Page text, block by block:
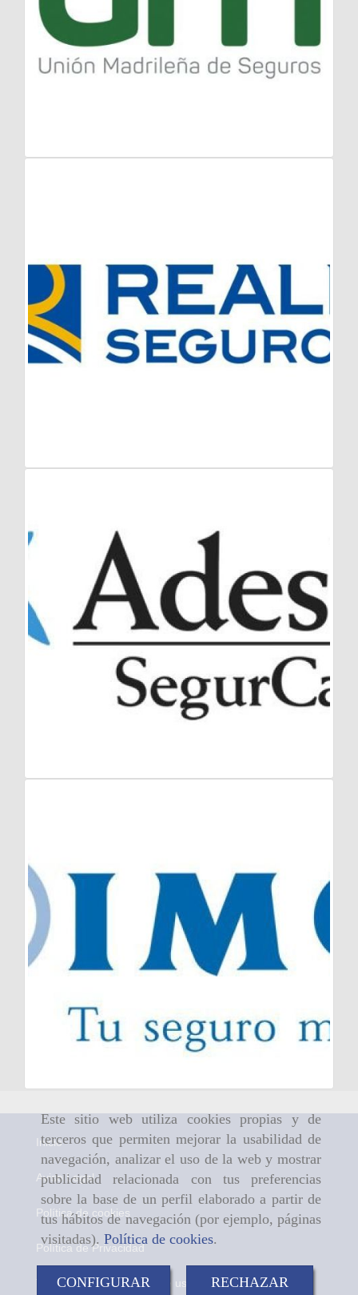
Este sitio web utiliza cookies propias y de
terceros que permiten mejorar la usabilidad de
navegación, analizar el uso de la web y mostrar
publicidad relacionada con tus preferencias
sobre la base de un perfil elaborado a partir de
tus hábitos de navegación (por ejemplo, páginas
visitadas). Política de cookies.
CONFIGURAR RECHAZAR
Inicio
Aviso Legal
Política de cookies
Política de Privacidad
Términos y condiciones de uso del presente sitio web